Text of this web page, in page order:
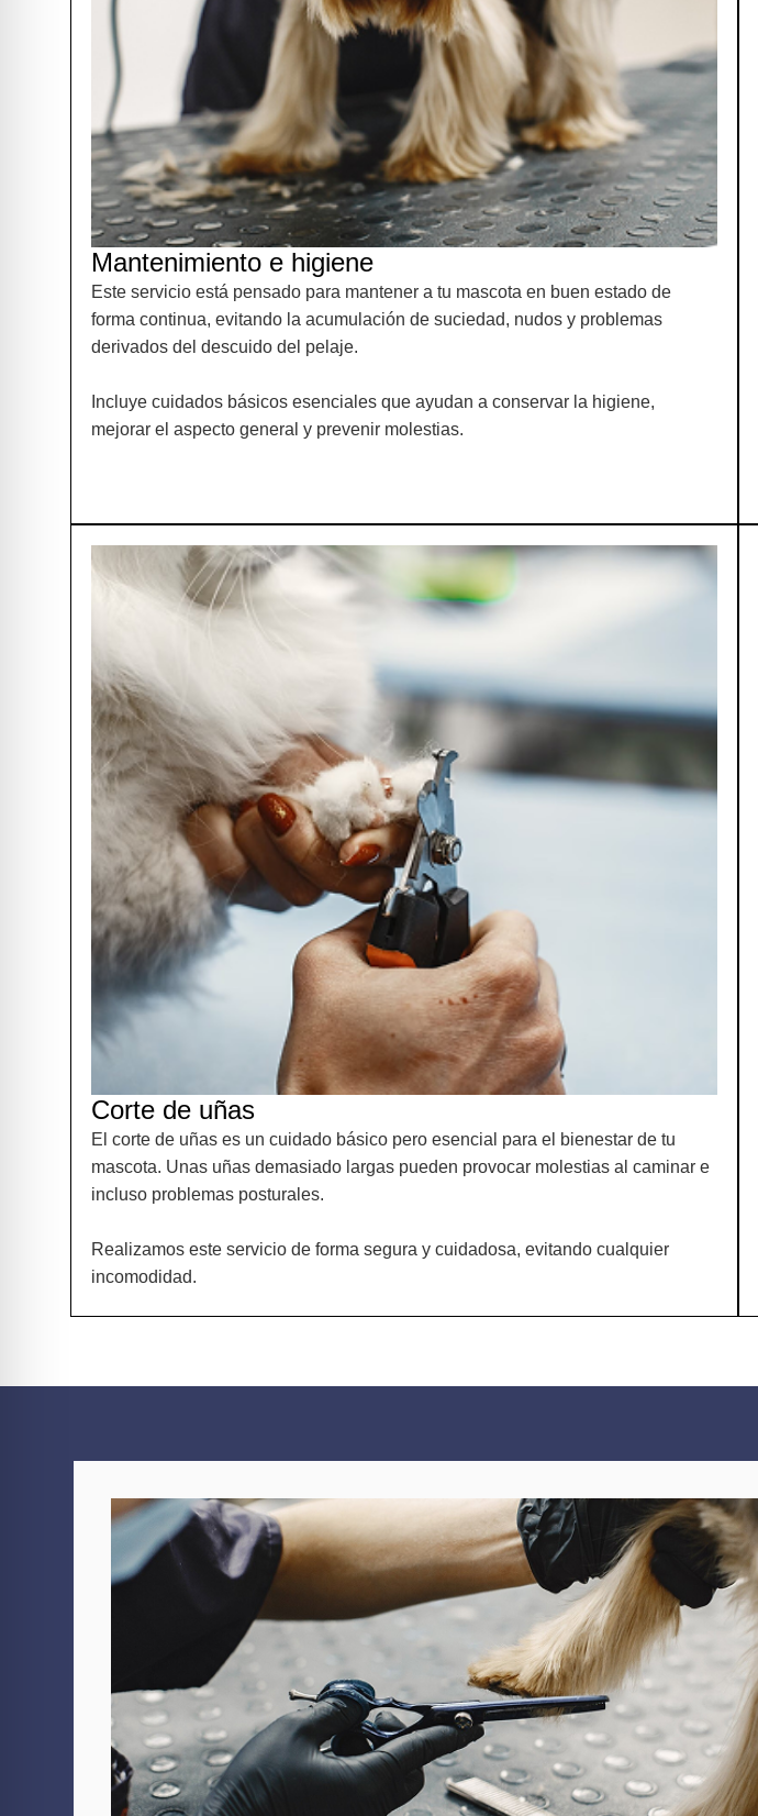
Mantenimiento e higiene
Este servicio está pensado para mantener a tu mascota en buen estado de
forma continua, evitando la acumulación de suciedad, nudos y problemas
derivados del descuido del pelaje.
Incluye cuidados básicos esenciales que ayudan a conservar la higiene,
mejorar el aspecto general y prevenir molestias.
Corte de uñas
El corte de uñas es un cuidado básico pero esencial para el bienestar de tu
mascota. Unas uñas demasiado largas pueden provocar molestias al caminar e
incluso problemas posturales.
Realizamos este servicio de forma segura y cuidadosa, evitando cualquier
incomodidad.